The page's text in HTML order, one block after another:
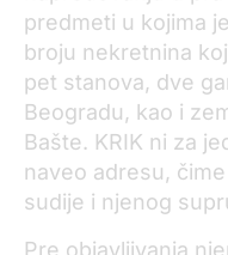
predmeti u kojima
broju nekretnina
pet stanova, dve
Beogradu, kao i
Bašte. KRIK ni za
naveo adresu,
sudije i njenog
Pre objavljivanja